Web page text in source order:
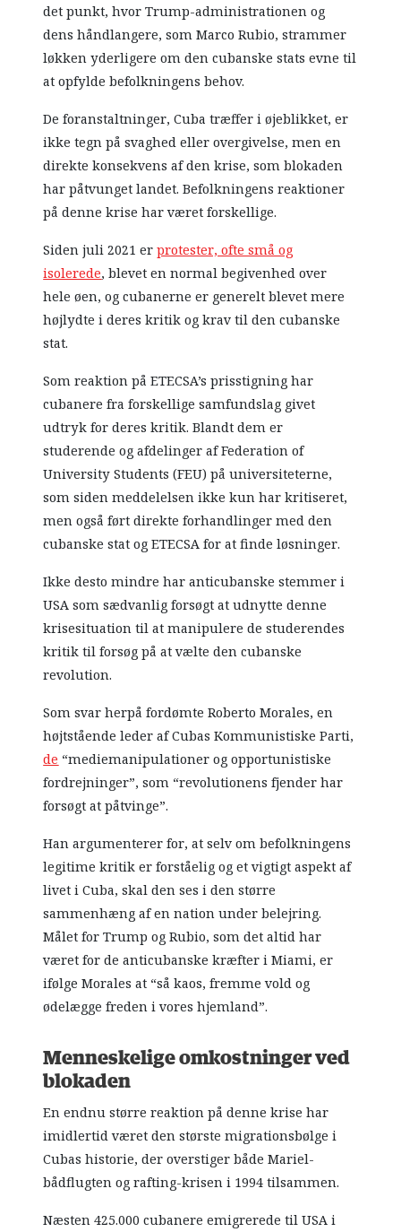
det punkt, hvor Trump-administrationen og
dens håndlangere, som Marco Rubio, strammer
løkken yderligere om den cubanske stats evne til
at opfylde befolkningens behov.
De foranstaltninger, Cuba træffer i øjeblikket, er
ikke tegn på svaghed eller overgivelse, men en
direkte konsekvens af den krise, som blokaden
har påtvunget landet. Befolkningens reaktioner
på denne krise har været forskellige.
Siden juli 2021 erprotester, ofte små og
isolerede, blevet en normal begivenhed over
hele øen, og cubanerne er generelt blevet mere
højlydte i deres kritik og krav til den cubanske
stat.
Som reaktion på ETECSA’s prisstigning har
cubanere fra forskellige samfundslag givet
udtryk for deres kritik. Blandt dem er
studerende og afdelinger af Federation of
University Students (FEU) på universiteterne,
som siden meddelelsen ikke kun har kritiseret,
men også ført direkte forhandlinger med den
cubanske stat og ETECSA for at finde løsninger.
Ikke desto mindre har anticubanske stemmer i
USA som sædvanlig forsøgt at udnytte denne
krisesituation til at manipulere de studerendes
kritik til forsøg på at vælte den cubanske
revolution.
Som svar herpå fordømte Roberto Morales, en
højtstående leder af Cubas Kommunistiske Parti,
de “mediemanipulationer og opportunistiske
fordrejninger”, som “revolutionens fjender har
forsøgt at påtvinge”.
Han argumenterer for, at selv om befolkningens
legitime kritik er forståelig og et vigtigt aspekt af
livet i Cuba, skal den ses i den større
sammenhæng af en nation under belejring.
Målet for Trump og Rubio, som det altid har
været for de anticubanske kræfter i Miami, er
ifølge Morales at “så kaos, fremme vold og
ødelægge freden i vores hjemland”.
Menneskelige omkostninger ved
blokaden
En endnu større reaktion på denne krise har
imidlertid været den største migrationsbølge i
Cubas historie, der overstiger både Mariel-
bådflugten og rafting-krisen i 1994 tilsammen.
Næsten 425.000 cubanere emigrerede til USA i